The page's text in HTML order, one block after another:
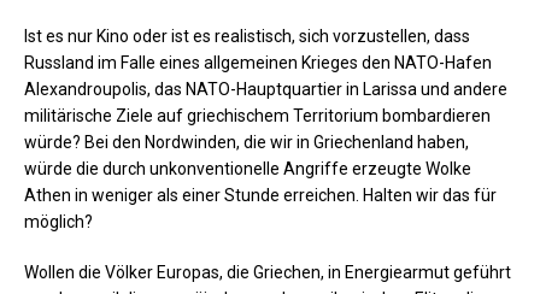
Ist es nur Kino oder ist es realistisch, sich vorzustellen, dass
Russland im Falle eines allgemeinen Krieges den NATO-Hafen
Alexandroupolis, das NATO-Hauptquartier in Larissa und andere
militärische Ziele auf griechischem Territorium bombardieren
würde? Bei den Nordwinden, die wir in Griechenland haben,
würde die durch unkonventionelle Angriffe erzeugte Wolke
Athen in weniger als einer Stunde erreichen. Halten wir das für
möglich?
Wollen die Völker Europas, die Griechen, in Energiearmut geführt